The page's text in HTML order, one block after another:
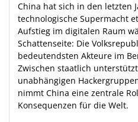
China hat sich in den letzten
technologische Supermacht
Aufstieg im digitalen Raum
Schattenseite: Die
bedeutendsten Akteure im
Zwischen staatlich
unabhängigen
nimmt China eine zentrale
Konsequenzen für die Welt.